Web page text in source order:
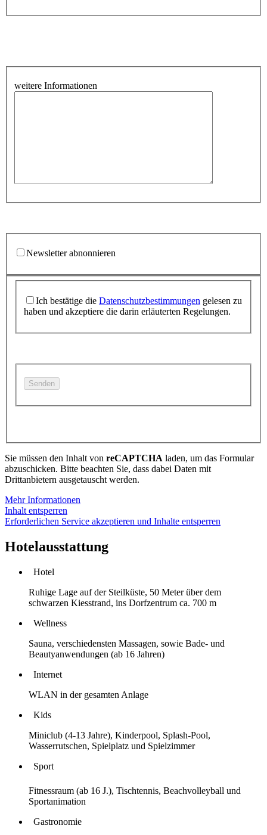
weitere Informationen
Newsletter abnonnieren
Ich bestätige die Datenschutzbestimmungen gelesen zu
haben und akzeptiere die darin erläuterten Regelungen.
Sie müssen den Inhalt von reCAPTCHA laden, um das Formular
abzuschicken. Bitte beachten Sie, dass dabei Daten mit
Drittanbietern ausgetauscht werden.
Mehr Informationen
Inhalt entsperren
Erforderlichen Service akzeptieren und Inhalte entsperren
Hotelausstattung
Hotel
Ruhige Lage auf der Steilküste, 50 Meter über dem
schwarzen Kiesstrand, ins Dorfzentrum ca. 700 m
Wellness
Sauna, verschiedensten Massagen, sowie Bade- und
Beautyanwendungen (ab 16 Jahren)
Internet
WLAN in der gesamten Anlage
Kids
Miniclub (4-13 Jahre), Kinderpool, Splash-Pool,
Wasserrutschen, Spielplatz und Spielzimmer
Sport
Fitnessraum (ab 16 J.), Tischtennis, Beachvolleyball und
Sportanimation
Gastronomie